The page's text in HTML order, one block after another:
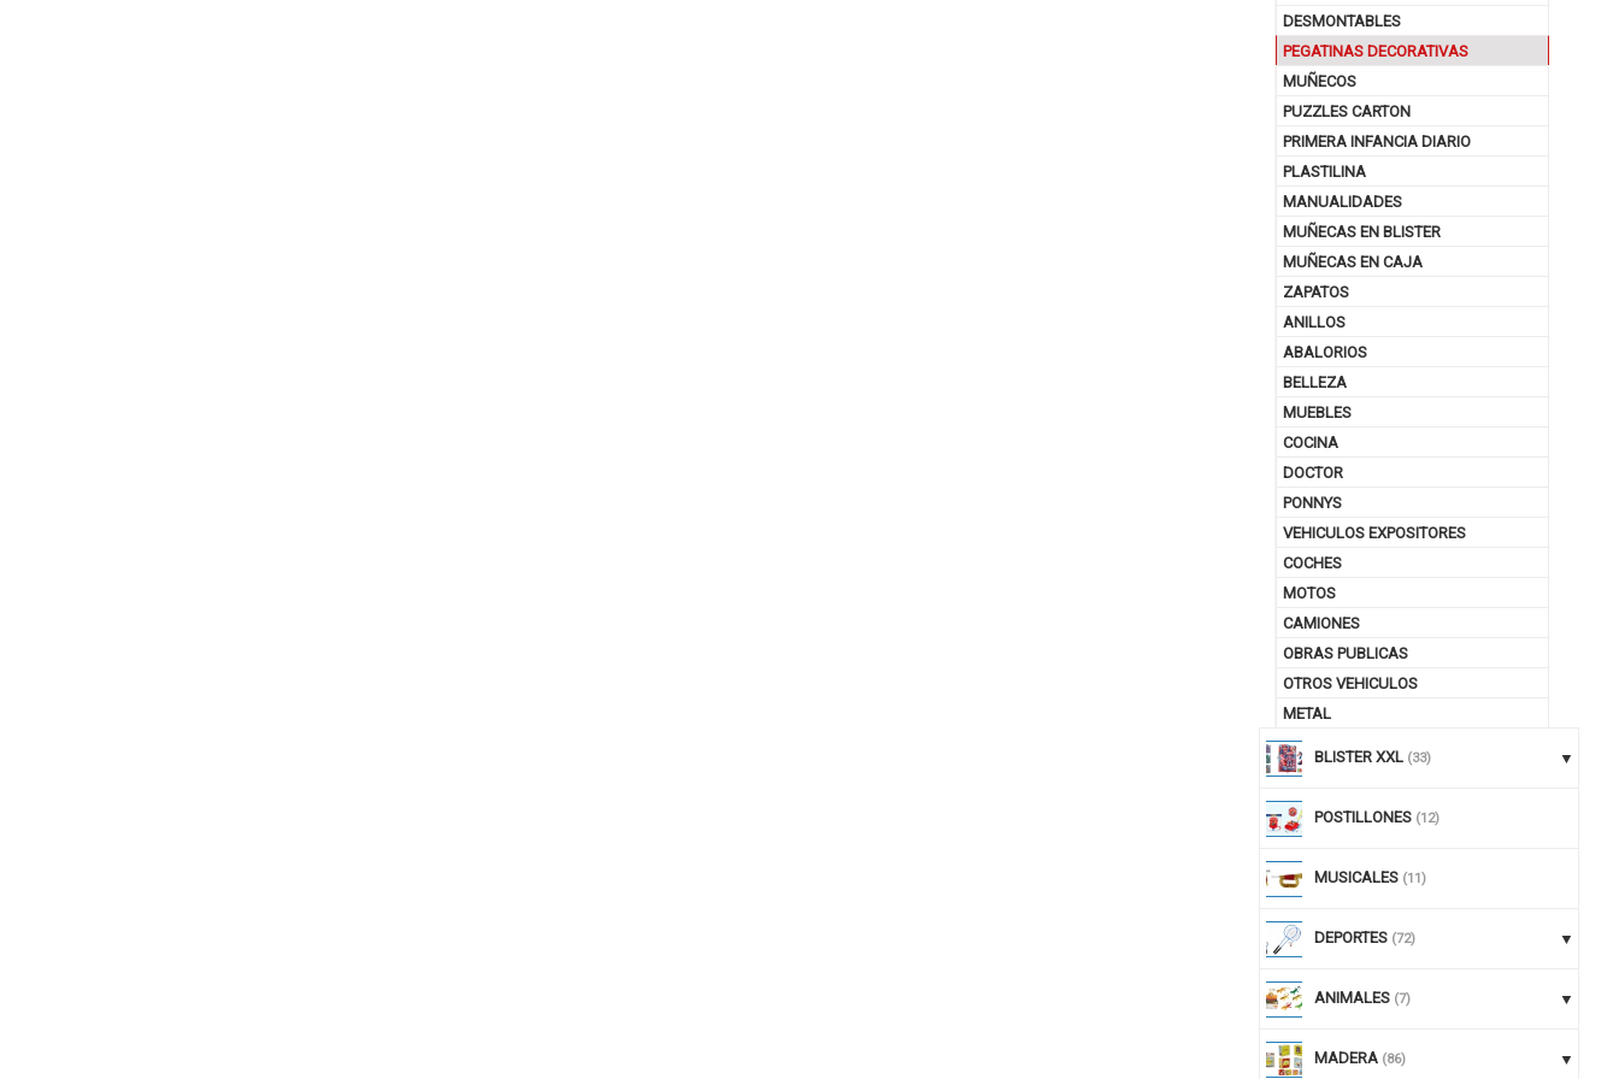
DESMONTABLES
PEGATINAS DECORATIVAS
MUÑECOS
PUZZLES CARTON
PRIMERA INFANCIA DIARIO
PLASTILINA
MANUALIDADES
MUÑECAS EN BLISTER
MUÑECAS EN CAJA
ZAPATOS
ANILLOS
ABALORIOS
BELLEZA
MUEBLES
COCINA
DOCTOR
PONNYS
VEHICULOS EXPOSITORES
COCHES
MOTOS
CAMIONES
OBRAS PUBLICAS
OTROS VEHICULOS
METAL
BLISTER XXL (33)
POSTILLONES (12)
MUSICALES (11)
DEPORTES (72)
ANIMALES (7)
MADERA (86)